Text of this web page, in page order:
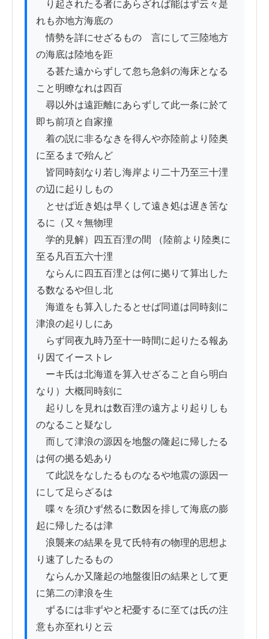
り起されたる者にあらざれば能はず云々是
れも亦地方海底の
情勢を詳にせざるものゝ言にして三陸地方
の海底は陸地を距
る甚た遠からずして忽ち急斜の海床となる
こと明瞭なれは四百
尋以外は遠距離にあらずして此一条に於て
即ち前項と自家撞
着の説に非るなきを得んや亦陸前より陸奥
に至るまで殆んど
皆同時刻なり若し海岸より二十乃至三十浬
の辺に起りしもの
とせば近き処は早くして遠き処は遅き筈な
るに（又々無物理
学的見解）四五百浬の間 （陸前より陸奥に
至る凡百五六十浬
ならんに四五百浬とは何に拠りて算出した
る数なるや但し北
海道をも算入したるとせば同道は同時刻に
津浪の起りしにあ
らず同夜九時乃至十一時間に起りたる報あ
り因てイーストレ
ーキ氏は北海道を算入せざること自ら明白
なり）大概同時刻に
起りしを見れは数百浬の遠方より起りしも
のなること疑なし
而して津浪の源因を地盤の隆起に帰したる
は何の拠る処あり
て此説をなしたるものなるや地震の源因一
にして足らざるは
喋々を須ひず然るに数因を排して海底の膨
起に帰したるは津
浪襲来の結果を見て氏特有の物理的思想よ
り速了したるもの
ならんか又隆起の地盤復旧の結果として更
に第二の津浪を生
ずるには非ずやと杞憂するに至ては氏の注
意も亦至れりと云